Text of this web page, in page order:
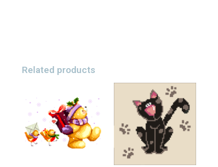
Related products